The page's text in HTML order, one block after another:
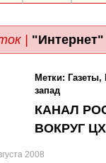
| "Интернет"
Метки: Газеты,
запад
КАНАЛ
ВОКРУГ
2008